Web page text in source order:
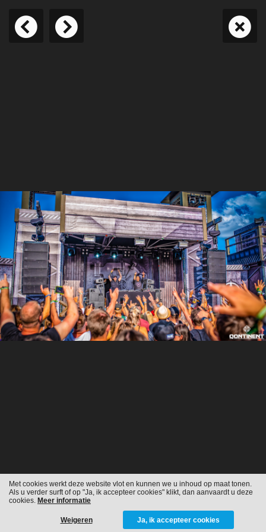
Met cookies werkt deze website vlot en kunnen we u inhoud op maat tonen.
Als u verder surft of op "Ja, ik accepteer cookies" klikt, dan aanvaardt u deze
cookies. Meer informatie
Weigeren Ja, ik accepteer cookies